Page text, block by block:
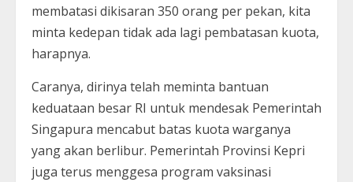
membatasi dikisaran 350 orang per pekan, kita
minta kedepan tidak ada lagi pembatasan kuota,
harapnya.
Caranya, dirinya telah meminta bantuan
keduataan besar RI untuk mendesak Pemerintah
Singapura mencabut batas kuota warganya
yang akan berlibur. Pemerintah Provinsi Kepri
juga terus menggesa program vaksinasi